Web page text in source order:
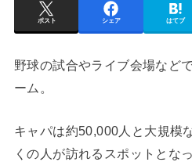
ポスト シェア はてブ
野球の試合やライブ会場など
ーム。
キャパは約50,000人と大規模
くの人が訪れるスポットとな